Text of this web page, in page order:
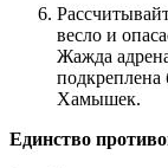
весло и
Жажда
подкреплена
Хамышек.
Единство